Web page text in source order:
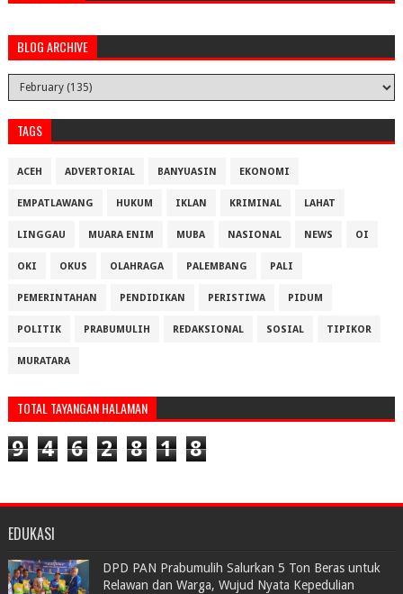
BLOG ARCHIVE
TAGS
ACEH ADVERTORIAL BANYUASIN EKONOMI
EMPATLAWANG HUKUM IKLAN KRIMINAL LAHAT
LINGGAU MUARA ENIM MUBA NASIONAL NEWS OI
OKI OKUS OLAHRAGA PALEMBANG PALI
PEMERINTAHAN PENDIDIKAN PERISTIWA PIDUM
POLITIK PRABUMULIH REDAKSIONAL SOSIAL TIPIKOR
MURATARA
TOTAL TAYANGAN HALAMAN
9 4 6 2 8 1 8
EDUKASI
DPD PAN Prabumulih Salurkan 5 Ton Beras untuk
Relawan dan Warga, Wujud Nyata Kepedulian